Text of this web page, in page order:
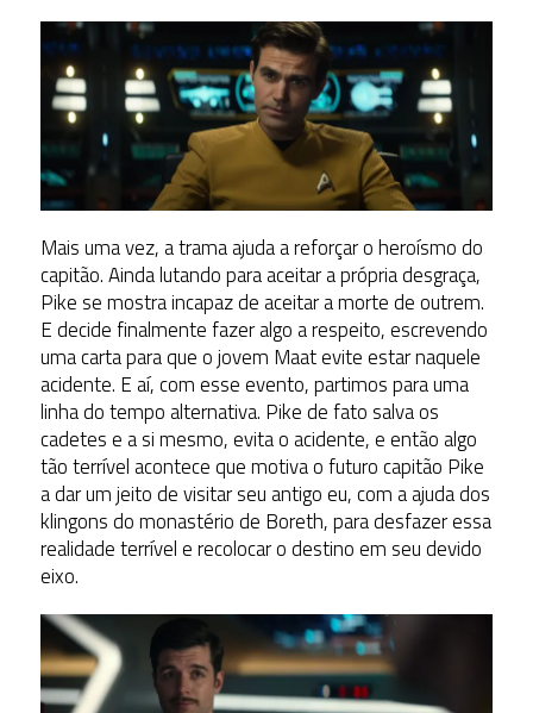
Mais uma vez, a trama ajuda a reforçar o heroísmo do
capitão. Ainda lutando para aceitar a própria desgraça,
Pike se mostra incapaz de aceitar a morte de outrem.
E decide finalmente fazer algo a respeito, escrevendo
uma carta para que o jovem Maat evite estar naquele
acidente. E aí, com esse evento, partimos para uma
linha do tempo alternativa. Pike de fato salva os
cadetes e a si mesmo, evita o acidente, e então algo
tão terrível acontece que motiva o futuro capitão Pike
a dar um jeito de visitar seu antigo eu, com a ajuda dos
klingons do monastério de Boreth, para desfazer essa
realidade terrível e recolocar o destino em seu devido
eixo.